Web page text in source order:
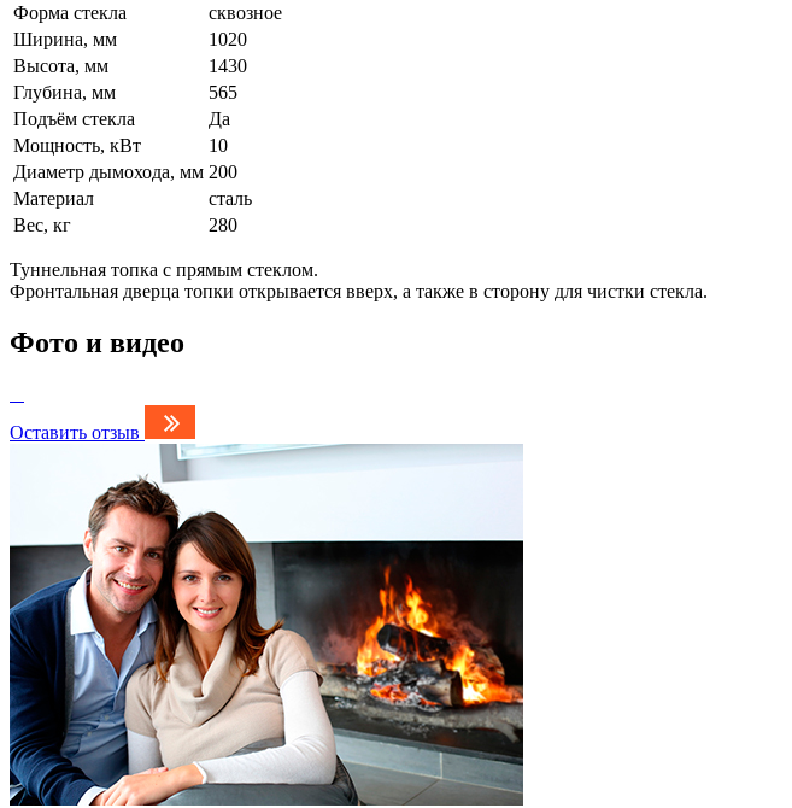
Форма стекла
сквозное
Ширина, мм
1020
Высота, мм
1430
Глубина, мм
565
Подъём стекла
Да
Мощность, кВт
10
Диаметр дымохода, мм 200
Материал
сталь
Вес, кг
280
Туннельная топка с прямым стеклом.
Фронтальная дверца топки открывается вверх, а также в сторону для чистки стекла.
Фото и видео
Оставить отзыв